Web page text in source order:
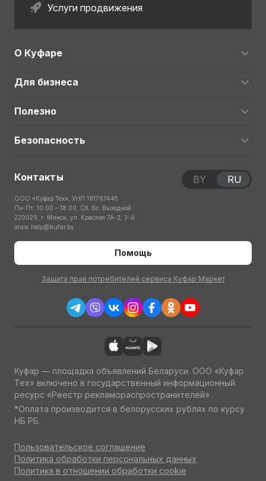
Услуги продвижения
О Куфаре
Для бизнеса
Полезно
Безопасность
Контакты
ООО «Куфар Тех», УНП 191767445
Пн-Пт: 10:00 – 18:00; Сб, Вс: Выходной
220029, г. Минск, ул. Красная 7А-2, 3-й
этаж help@kufar.by
Помощь
Защита прав потребителей сервиса Куфар Маркет
BY RU
Куфар — площадка объявлений Беларуси. ООО «Куфар
Тех» включено в государственный информационный
ресурс «Реестр рекламораспространителей»
*Оплата производится в белорусских рублях по курсу
НБ РБ.
Пользовательское соглашение
Политика обработки персональных данных
Политика в отношении обработки cookie